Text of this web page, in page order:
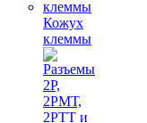
Кожух
клеммы